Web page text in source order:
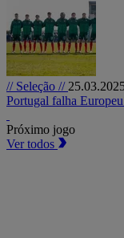
// Seleção //
Portugal falha
Próximo jogo
Ver todos